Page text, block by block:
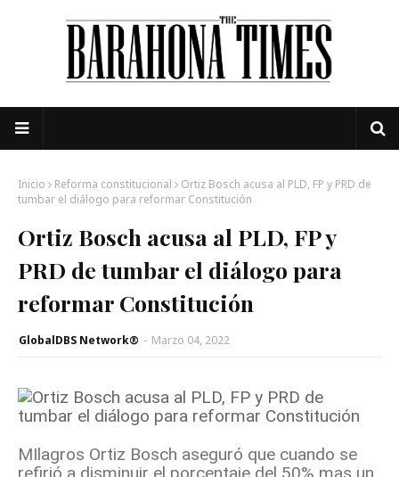
Inicio Reforma constitucional
Ortiz Bosch acusa al PLD, FP y PRD de
tumbar el diálogo para reformar Constitución
Ortiz Bosch acusa al PLD, FP y
PRD de tumbar el diálogo para
reformar Constitución
GlobalDBS Network® - Marzo 04, 2022
MIlagros Ortiz Bosch aseguró que cuando se